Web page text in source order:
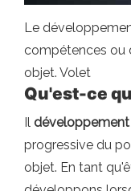
Le
compétences ou
objet. Volet
Qu'est-ce
Il développement
progressive du
objet. En tant